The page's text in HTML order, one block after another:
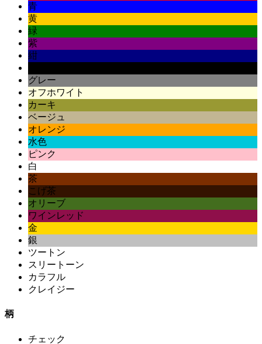
青
黄
緑
紫
紺
グレー
オフホワイト
カーキ
ベージュ
オレンジ
水色
ピンク
白
茶
こげ茶
オリーブ
ワインレッド
金
銀
ツートン
スリートーン
カラフル
クレイジー
柄
チェック